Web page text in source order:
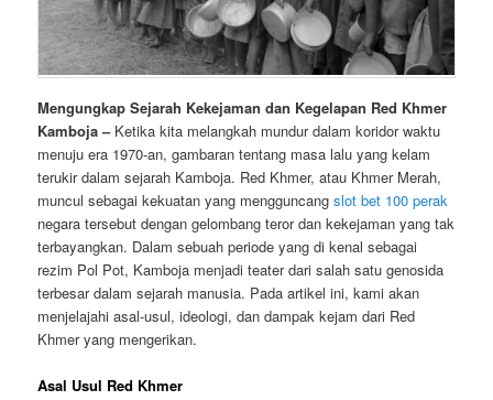
Mengungkap Sejarah Kekejaman dan Kegelapan Red Khmer
Kamboja – Ketika kita melangkah mundur dalam koridor waktu
menuju era 1970-an, gambaran tentang masa lalu yang kelam
terukir dalam sejarah Kamboja. Red Khmer, atau Khmer Merah,
muncul sebagai kekuatan yang mengguncangslot bet 100 perak
negara tersebut dengan gelombang teror dan kekejaman yang tak
terbayangkan. Dalam sebuah periode yang di kenal sebagai
rezim Pol Pot, Kamboja menjadi teater dari salah satu genosida
terbesar dalam sejarah manusia. Pada artikel ini, kami akan
menjelajahi asal-usul, ideologi, dan dampak kejam dari Red
Khmer yang mengerikan.
Asal Usul Red Khmer